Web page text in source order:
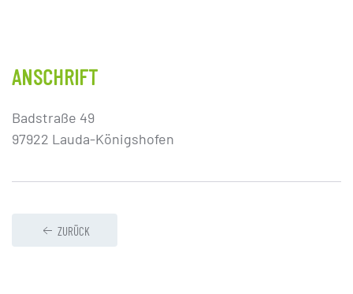
ANSCHRIFT
Badstraße 49
97922 Lauda-Königshofen
ZURÜCK